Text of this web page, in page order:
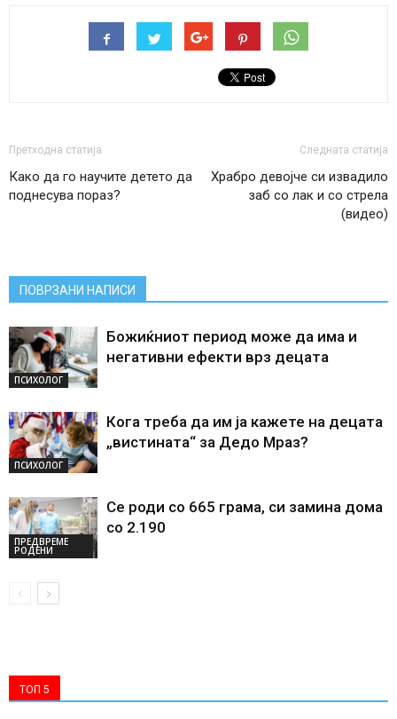
Претходна статија
Како да го научите детето да
поднесува пораз?
Следната статија
Храбро девојче си извадило
заб со лак и со стрела
(видео)
ПОВРЗАНИ НАПИСИ
ПСИХОЛОГ
Божиќниот период може да има и
негативни ефекти врз децата
ПСИХОЛОГ
Кога треба да им ја кажете на децата
„вистината“ за Дедо Мраз?
ПРЕДВРЕМЕ
РОДЕНИ
Се роди со 665 грама, си замина дома
со 2.190
ТОП 5